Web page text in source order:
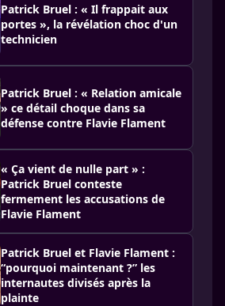
Patrick Bruel : « Il frappait aux
portes », la révélation choc d'un
technicien
Patrick Bruel : « Relation amicale
» ce détail choque dans sa
défense contre Flavie Flament
« Ça vient de nulle part » :
Patrick Bruel conteste
fermement les accusations de
Flavie Flament
Patrick Bruel et Flavie Flament :
“pourquoi maintenant ?” les
internautes divisés après la
plainte